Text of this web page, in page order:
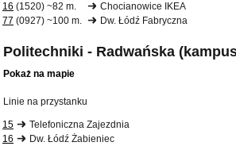
16 (1520) ~82 m.
Chocianowice IKEA
77 (0927) ~100 m. Dw. Łódź Fabryczna
Politechniki - Radwańska
Pokaż na mapie
Linie na przystanku
15
Telefoniczna Zajezdnia
16
Dw. Łódź Żabieniec